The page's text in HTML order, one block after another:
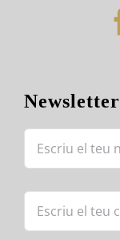
Newsletter